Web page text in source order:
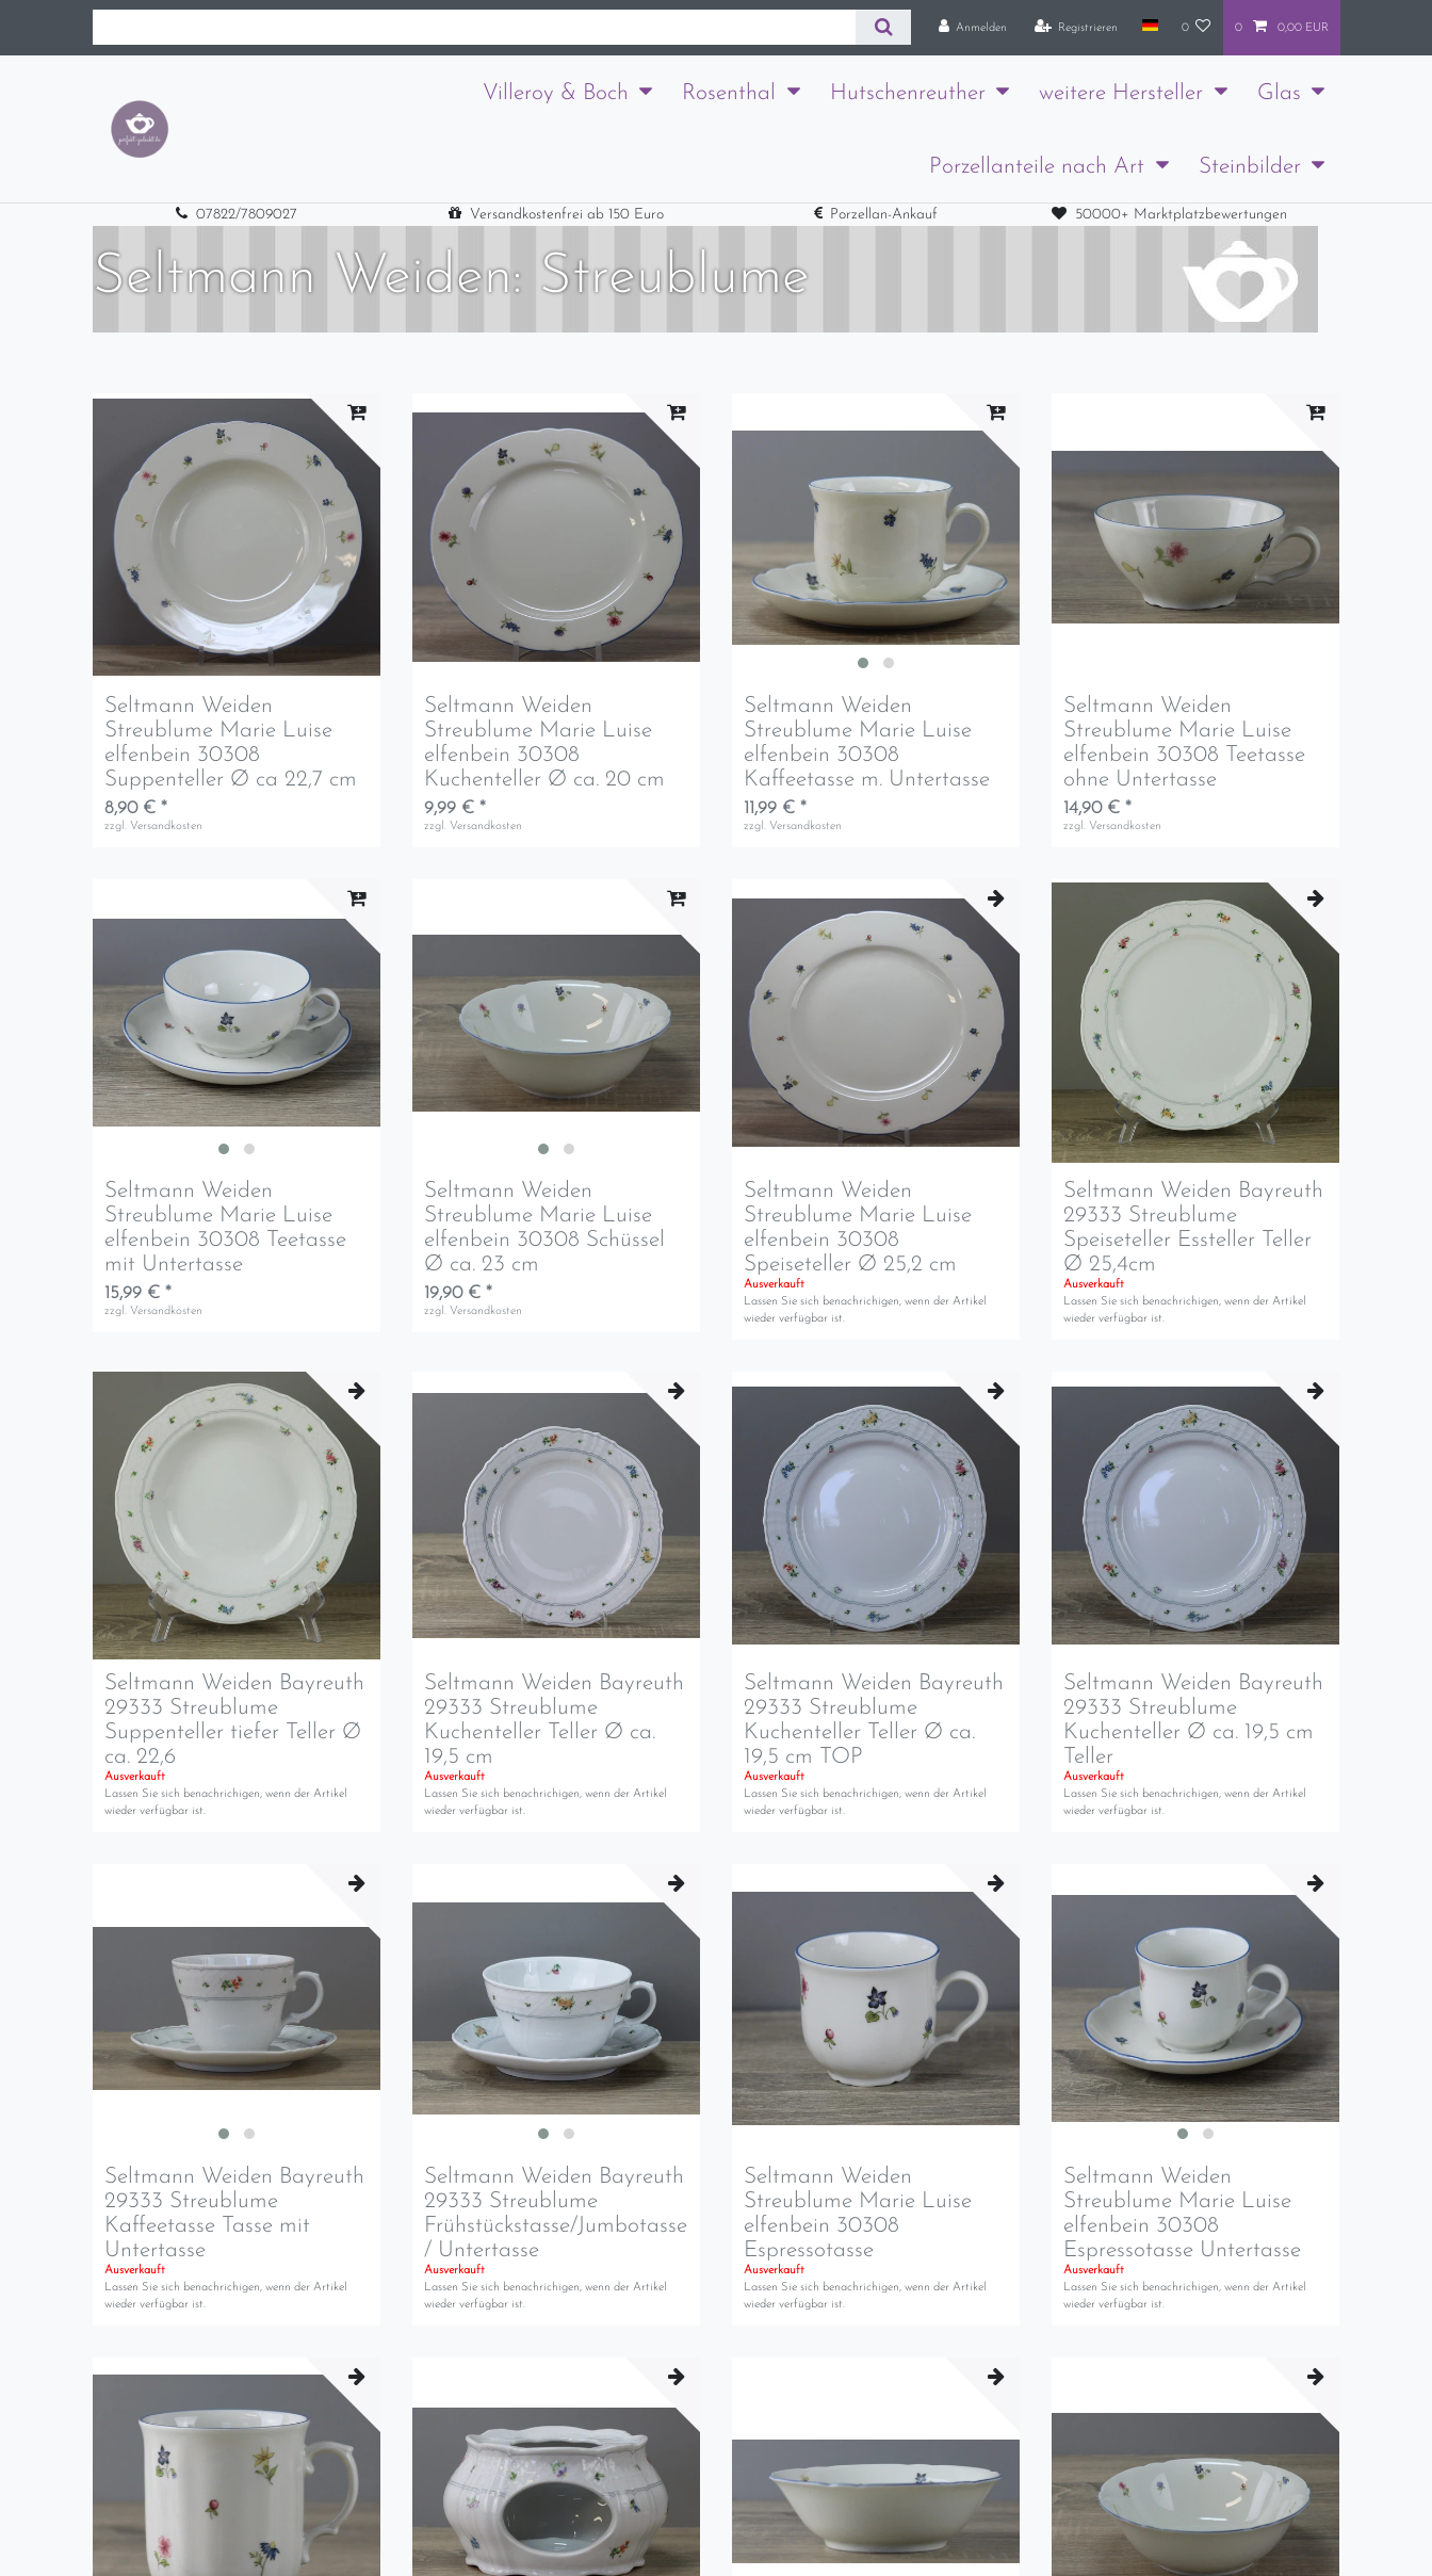
Anmelden Registrieren 0 0 0,00 EUR
Villeroy & Boch Rosenthal Hutschenreuther weitere Hersteller Glas
Porzellanteile nach Art Steinbilder
07822/7809027 Versandkostenfrei ab 150 Euro Porzellan-Ankauf 50000+ Marktplatzbewertungen
Seltmann Weiden: Streublume
Seltmann Weiden
Streublume Marie Luise
elfenbein 30308
Suppenteller Ø ca 22,7 cm
8,90 € *
zzgl. Versandkosten
Seltmann Weiden
Streublume Marie Luise
elfenbein 30308
Kuchenteller Ø ca. 20 cm
9,99 € *
zzgl. Versandkosten
Seltmann Weiden
Streublume Marie Luise
elfenbein 30308
Kaffeetasse m. Untertasse
11,99 € *
zzgl. Versandkosten
Seltmann Weiden
Streublume Marie Luise
elfenbein 30308 Teetasse
ohne Untertasse
14,90 € *
zzgl. Versandkosten
Seltmann Weiden
Streublume Marie Luise
elfenbein 30308 Teetasse
mit Untertasse
15,99 € *
zzgl. Versandkosten
Seltmann Weiden
Streublume Marie Luise
elfenbein 30308 Schüssel
Ø ca. 23 cm
19,90 € *
zzgl. Versandkosten
Seltmann Weiden
Streublume Marie Luise
elfenbein 30308
Speiseteller Ø 25,2 cm
Ausverkauft
Lassen Sie sich benachrichigen, wenn der Artikel
wieder verfügbar ist.
Seltmann Weiden Bayreuth
29333 Streublume
Speiseteller Essteller Teller
Ø 25,4cm
Ausverkauft
Lassen Sie sich benachrichigen, wenn der Artikel
wieder verfügbar ist.
Seltmann Weiden Bayreuth
29333 Streublume
Suppenteller tiefer Teller Ø
ca. 22,6
Ausverkauft
Lassen Sie sich benachrichigen, wenn der Artikel
wieder verfügbar ist.
Seltmann Weiden Bayreuth
29333 Streublume
Kuchenteller Teller Ø ca.
19,5 cm
Ausverkauft
Lassen Sie sich benachrichigen, wenn der Artikel
wieder verfügbar ist.
Seltmann Weiden Bayreuth
29333 Streublume
Kuchenteller Teller Ø ca.
19,5 cm TOP
Ausverkauft
Lassen Sie sich benachrichigen, wenn der Artikel
wieder verfügbar ist.
Seltmann Weiden Bayreuth
29333 Streublume
Kuchenteller Ø ca. 19,5 cm
Teller
Ausverkauft
Lassen Sie sich benachrichigen, wenn der Artikel
wieder verfügbar ist.
Seltmann Weiden Bayreuth
29333 Streublume
Kaffeetasse Tasse mit
Untertasse
Ausverkauft
Lassen Sie sich benachrichigen, wenn der Artikel
wieder verfügbar ist.
Seltmann Weiden Bayreuth
29333 Streublume
Frühstückstasse/Jumbotasse
/ Untertasse
Ausverkauft
Lassen Sie sich benachrichigen, wenn der Artikel
wieder verfügbar ist.
Seltmann Weiden
Streublume Marie Luise
elfenbein 30308
Espressotasse
Ausverkauft
Lassen Sie sich benachrichigen, wenn der Artikel
wieder verfügbar ist.
Seltmann Weiden
Streublume Marie Luise
elfenbein 30308
Espressotasse Untertasse
Ausverkauft
Lassen Sie sich benachrichigen, wenn der Artikel
wieder verfügbar ist.